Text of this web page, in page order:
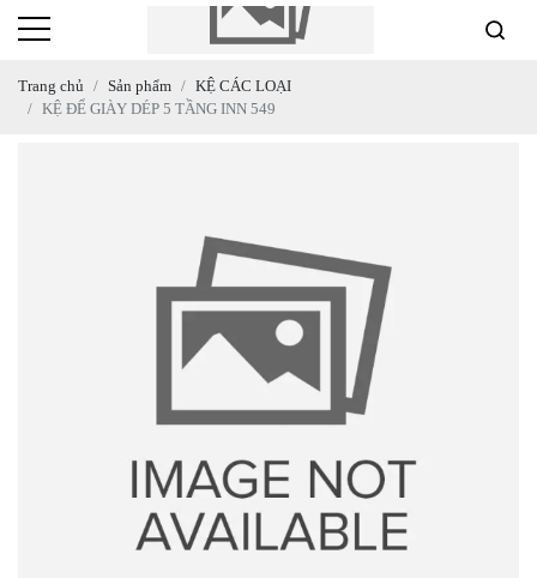
Trang chủ Sản phẩm
KỆ CÁC LOẠI
KỆ ĐỂ GIÀY DÉP 5 TẦNG INN 549